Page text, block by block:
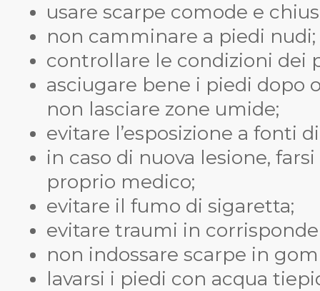
usare scarpe comode e
non camminare a piedi nudi;
controllare le condizioni dei
asciugare bene i piedi dopo
non lasciare zone umide;
evitare l’esposizione a fonti
in caso di nuova lesione,
proprio medico;
evitare il fumo di sigaretta;
evitare traumi in
non indossare scarpe in
lavarsi i piedi con acqua